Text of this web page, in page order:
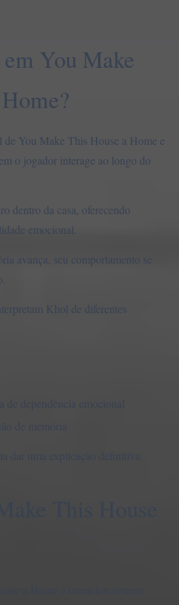
You Make
de You Make This House a Home e
o jogador interage ao longo do
dentro da casa, oferecendo
emocional.
avança, seu comportamento se
Khol de diferentes